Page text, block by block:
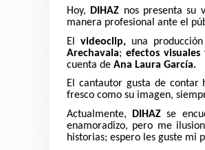
Hoy,
DIHAZ nos presenta su
manera profesional ante el
El videoclip, una
Arechavala; efectos visuales
cuenta de Ana Laura García.
El cantautor gusta de contar
fresco como su imagen,
Actualmente,
DIHAZ se
enamoradizo, pero me
historias; espero les guste mi